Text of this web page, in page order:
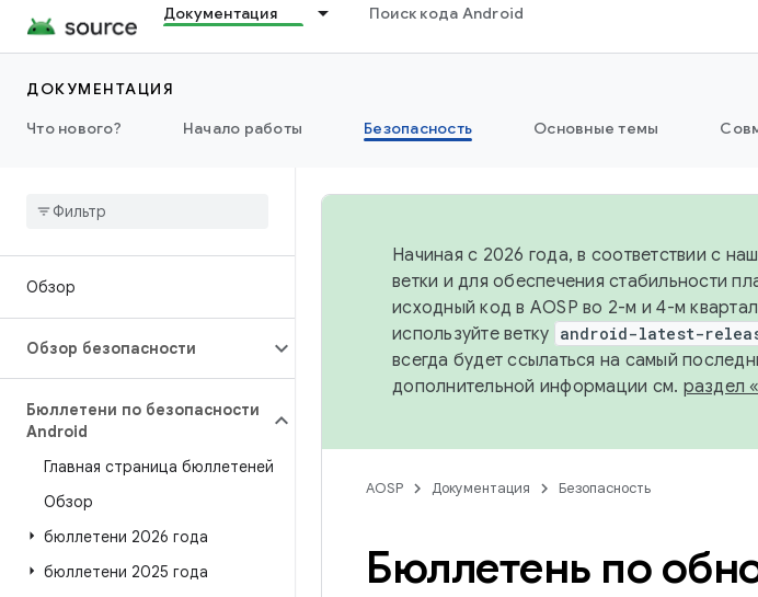
Документация Поиск кода Android
ДОКУМЕНТАЦИЯ
Что нового?
Начало работы Безопасность Основные темы
Обзор
Обзор безопасности
Бюллетени по безопасности
Android
Главная страница бюллетеней
Обзор
бюллетени 2026 года
бюллетени 2025 года
Начиная с 2026 года, в соответствии с
ветки и для обеспечения стабильности
исходный код в AOSP во 2-м и 4-м
используйте ветку android-latest-
всегда будет ссылаться на самый
дополнительной информации см. раздел
AOSP Документация Безопасность
Бюллетень по